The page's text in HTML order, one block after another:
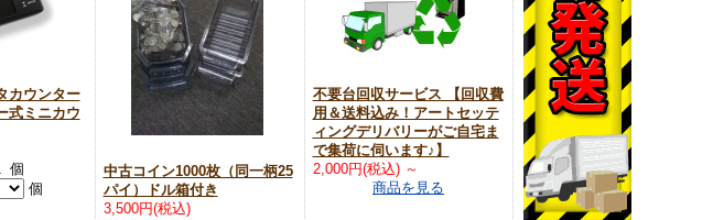
カウンター
式ミニカウ
個
個
中古コイン1000枚（同一柄25
パイ）ドル箱付き
3,500円(税込)
不要台回収サービス 【回収費
用＆送料込み！アートセッテ
ィングデリバリーがご自宅ま
で集荷に伺います♪】
2,000円(税込) ～
商品を見る